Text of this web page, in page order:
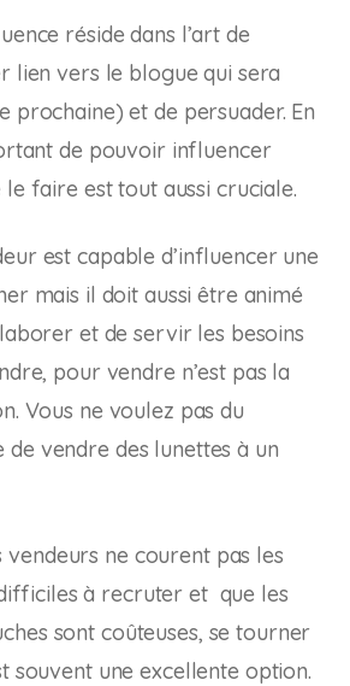
réside dans l’art de
lien vers le blogue qui sera
prochaine) et de persuader. En
de pouvoir influencer
faire est tout aussi cruciale.
est capable d’influencer une
mais il doit aussi être animé
et de servir les besoins
pour vendre n’est pas la
Vous ne voulez pas du
vendre des lunettes à un
vendeurs ne courent pas les
à recruter et que les
sont coûteuses, se tourner
souvent une excellente option.